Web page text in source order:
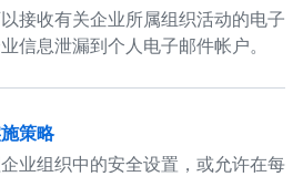
接收有关企业所属组织活动的电子
信息泄漏到个人电子邮件帐户。
策略
业组织中的安全设置，或允许在每